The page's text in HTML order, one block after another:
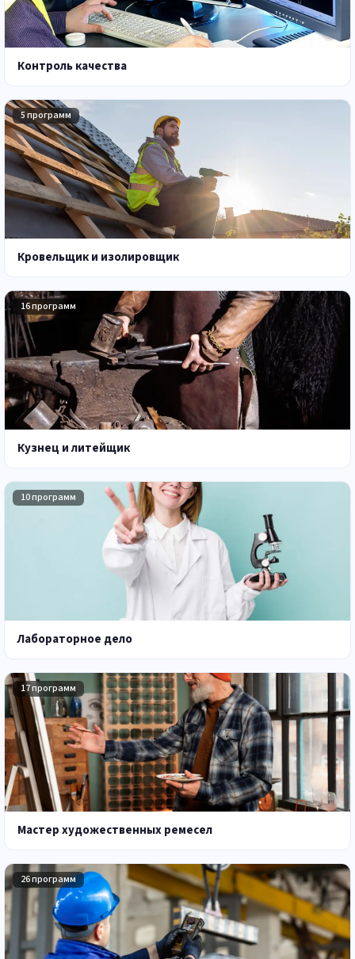
Контроль качества
5 программ
Кровельщик и изолировщик
16 программ
Кузнец и литейщик
10 программ
Лабораторное дело
17 программ
Мастер художественных ремесел
26 программ